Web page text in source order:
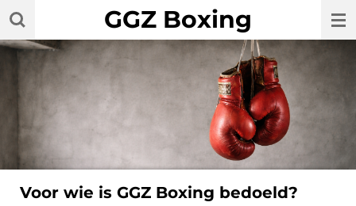
Ga
naar
hoofdinhoud
GGZ Boxing
Voor wie is GGZ Boxing bedoeld?